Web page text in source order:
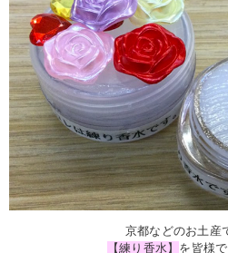
京都などのお土産
【練り香水】 を皆様